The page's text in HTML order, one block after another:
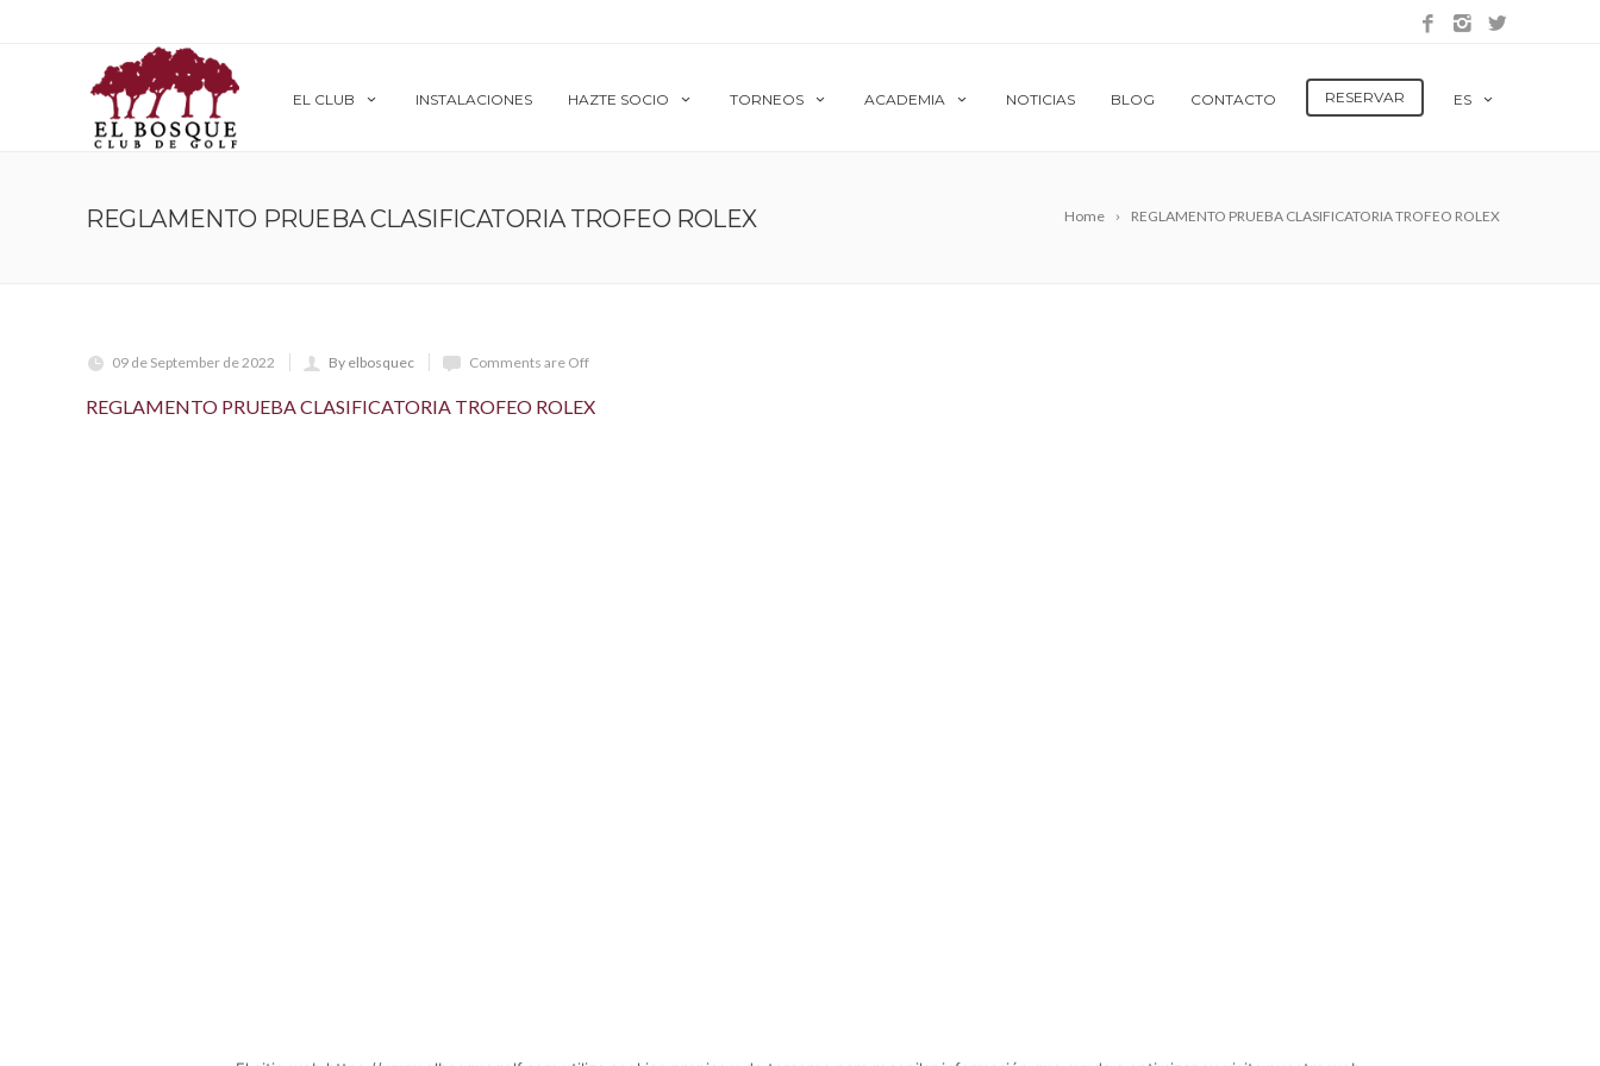
EL CLUB INSTALACIONES HAZTE SOCIO TORNEOS ACADEMIA NOTICIAS BLOG CONTACTO RESERVAR ES
Home REGLAMENTO PRUEBA CLASIFICATORIA TROFEO ROLEX
REGLAMENTO PRUEBA CLASIFICATORIA TROFEO ROLEX
09 de September de 2022 By elbosquec Comments are Off
REGLAMENTO PRUEBA CLASIFICATORIA TROFEO ROLEX